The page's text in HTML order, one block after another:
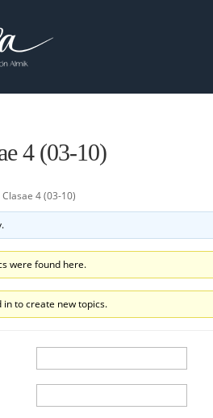
4 (03-10)
Clasae 4 (03-10)
were found here.
in to create new topics.